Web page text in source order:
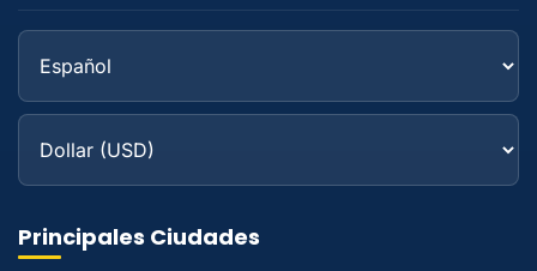
Principales Ciudades